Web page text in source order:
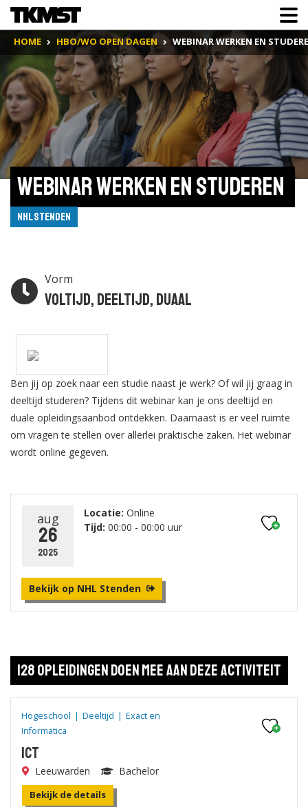
HOME HBO/WO OPEN DAGEN WEBINAR WERKEN EN
Webinar Werken en Studeren
NHL Stenden
Vorm
Voltijd, Deeltijd, Duaal
Ben jij op zoek naar een studie naast je werk? Of wil jij graag in
deeltijd studeren? Tijdens dit webinar kan je ons deeltijd en
duale opleidingsaanbod ontdekken. Daarnaast is er veel ruimte
om vragen te stellen over allerlei praktische zaken. Het webinar
wordt online gegeven.
aug
26
2025
Locatie: Online
Tijd: 00:00 - 00:00 uur
Bekijk op NHL Stenden
128 opleidingen doen mee aan deze activiteit
Hogeschool | Deeltijd | Exact en
Informatica
ICT
Leeuwarden Bachelor
Bekijk de details